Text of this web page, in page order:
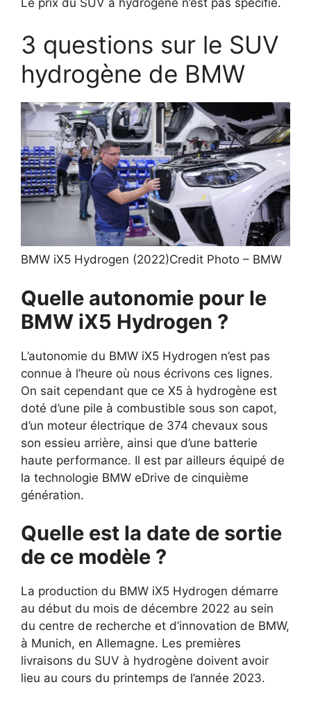
Le prix du SUV à hydrogène n’est pas spécifié.
3 questions sur le SUV
hydrogène de BMW
BMW iX5 Hydrogen (2022)Credit Photo – BMW
Quelle autonomie pour le
BMW iX5 Hydrogen ?
L’autonomie du BMW iX5 Hydrogen n’est pas
connue à l’heure où nous écrivons ces lignes.
On sait cependant que ce X5 à hydrogène est
doté d’une pile à combustible sous son capot,
d’un moteur électrique de 374 chevaux sous
son essieu arrière, ainsi que d’une batterie
haute performance. Il est par ailleurs équipé de
la technologie BMW eDrive de cinquième
génération.
Quelle est la date de sortie
de ce modèle ?
La production du BMW iX5 Hydrogen démarre
au début du mois de décembre 2022 au sein
du centre de recherche et d’innovation de BMW,
à Munich, en Allemagne. Les premières
livraisons du SUV à hydrogène doivent avoir
lieu au cours du printemps de l’année 2023.